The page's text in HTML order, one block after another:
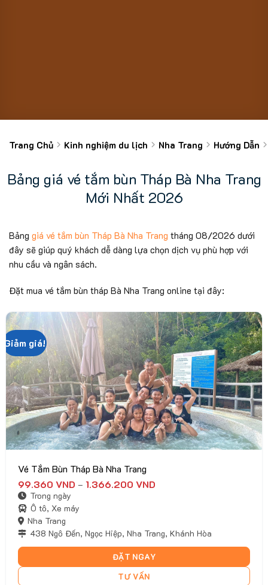
Trang Chủ Kinh nghiệm du lịch Nha Trang Hướng Dẫn
Bảng giá vé tắm bùn Tháp Bà Nha Trang
Mới Nhất 2026
Bảng giá vé tắm bùn Tháp Bà Nha Trang tháng 08/2026 dưới
đây sẽ giúp quý khách dễ dàng lựa chọn dịch vụ phù hợp với
nhu cầu và ngân sách.
Đặt mua vé tắm bùn tháp Bà Nha Trang online tại đây:
Giảm giá!
ĐẶT NGAY
TƯ VẤN
Vé Tắm Bùn Tháp Bà Nha Trang
99.360 VND – 1.366.200 VND
Trong ngày
Ô tô, Xe máy
Nha Trang
438 Ngô Đến, Ngọc Hiệp, Nha Trang, Khánh Hòa